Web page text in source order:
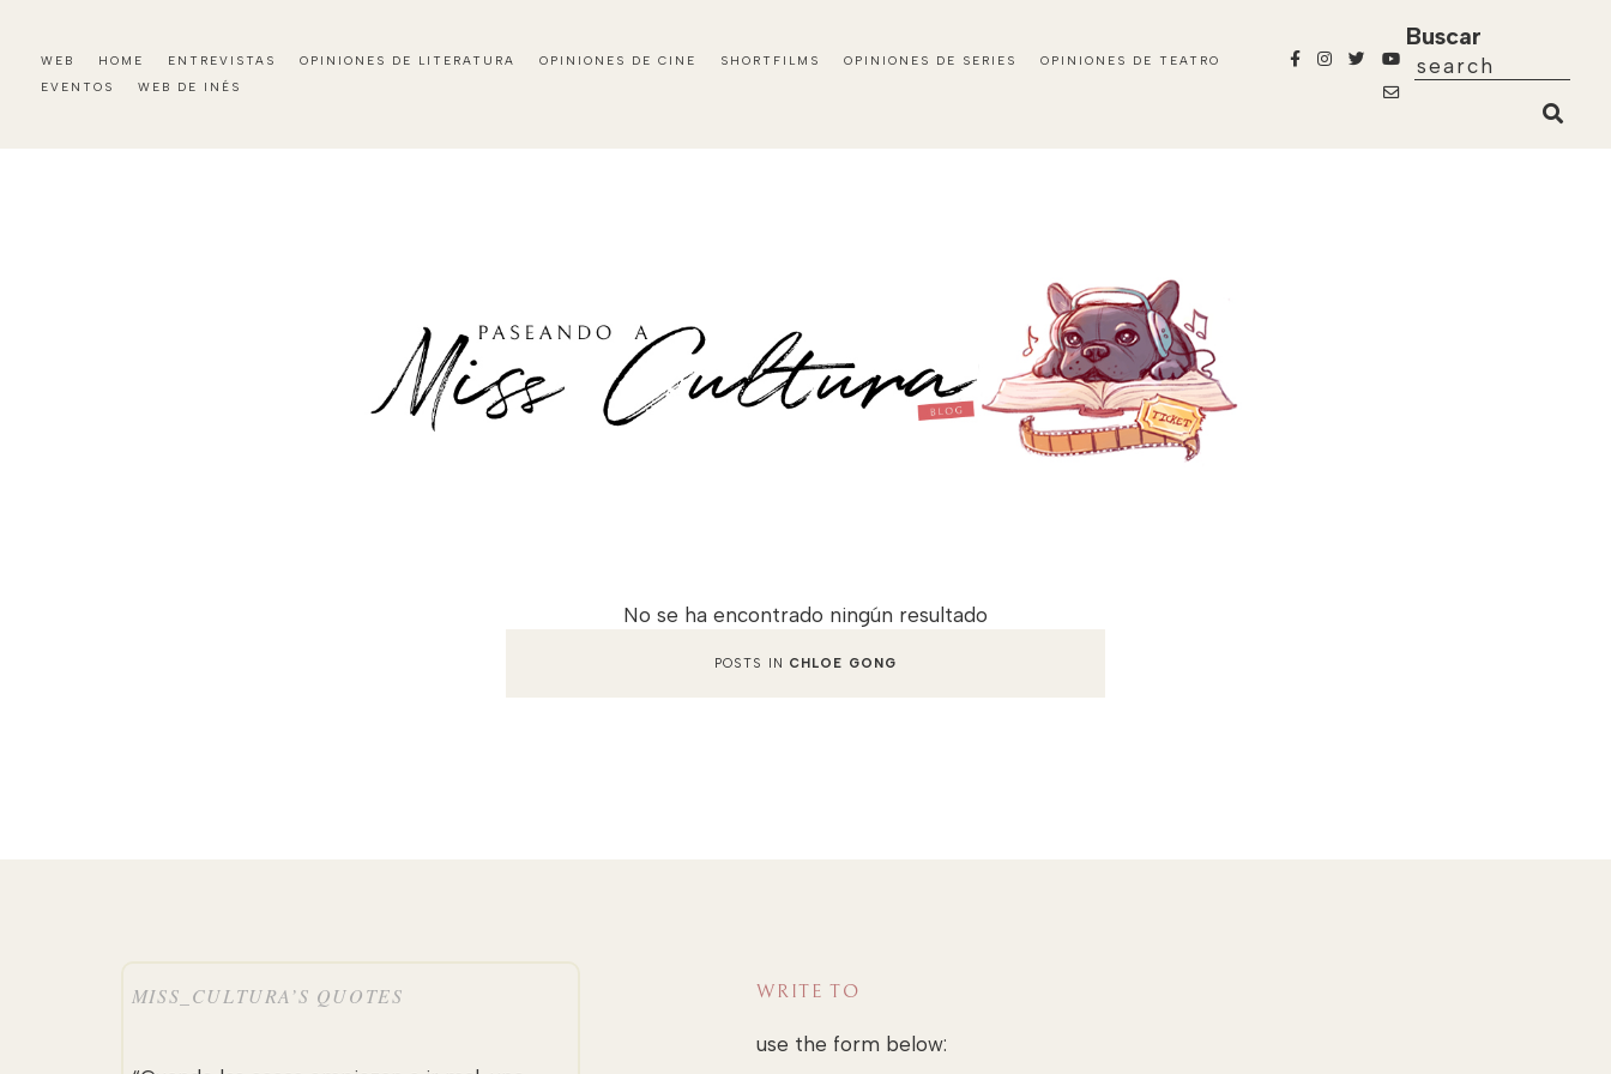
WEB HOME ENTREVISTAS OPINIONES DE LITERATURA OPINIONES DE CINE SHORTFILMS OPINIONES DE SERIES
OPINIONES DE TEATRO
EVENTOS
WEB DE INÉS
Buscar
No se ha encontrado ningún resultado
POSTS IN CHLOE GONG
MISS_CULTURA’S QUOTES WRITE TO
use the form below: